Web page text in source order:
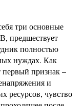
три основные
предшествует
полностью
нуждах. Как
первый признак –
и
ресурсов, чувство